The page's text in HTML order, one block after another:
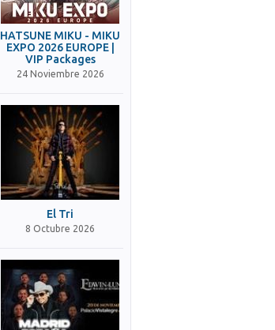
HATSUNE MIKU - MIKU
EXPO 2026 EUROPE |
VIP Packages
24 Noviembre 2026
El Tri
8 Octubre 2026